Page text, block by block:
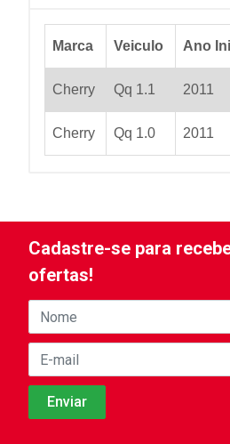
Marca Veiculo Ano
Cherry Qq 1.1 2011
Cherry Qq 1.0 2011
Cadastre-se para
ofertas!